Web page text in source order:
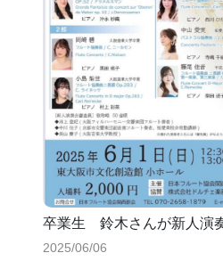
卒業生 鈴木さんが新人演
2025/06/06